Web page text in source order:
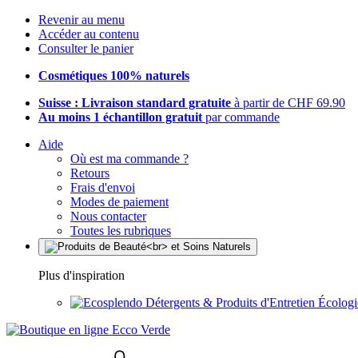
Revenir au menu
Accéder au contenu
Consulter le panier
Cosmétiques 100% naturels
Suisse : Livraison standard gratuite à partir de CHF 69.90
Au moins 1 échantillon gratuit par commande
Aide
Où est ma commande ?
Retours
Frais d'envoi
Modes de paiement
Nous contacter
Toutes les rubriques
Plus d'inspiration
Détergents & Produits d'Entretien